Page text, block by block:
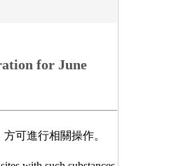
for June
可進行相關操作。